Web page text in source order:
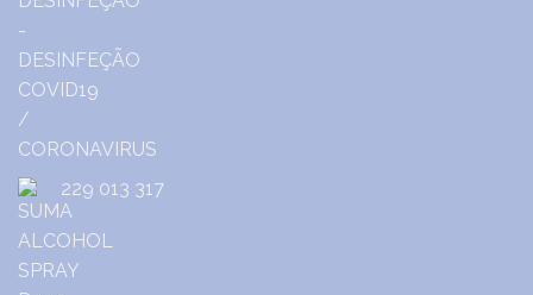
229 013 317